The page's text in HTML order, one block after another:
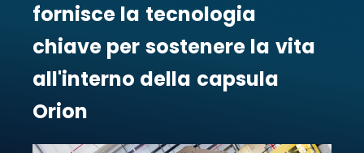
fornisce la tecnologia
chiave per sostenere la vita
all'interno della capsula
Orion